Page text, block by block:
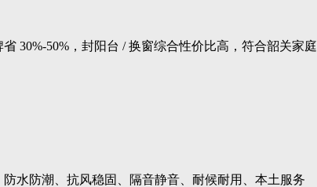
30%-50%，封阳台 / 换窗综合性价比高，符合韶关家庭
水防潮、抗风稳固、隔音静音、耐候耐用、本土服务